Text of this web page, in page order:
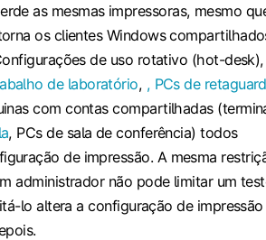
as mesmas impressoras, mesmo
os clientes Windows
de uso rotativo (hot-desk),
de laboratório, , PCs de
com contas compartilhadas
, PCs de sala de conferência) todos
de impressão. A mesma
administrador não pode limitar um
lo altera a configuração de impressão